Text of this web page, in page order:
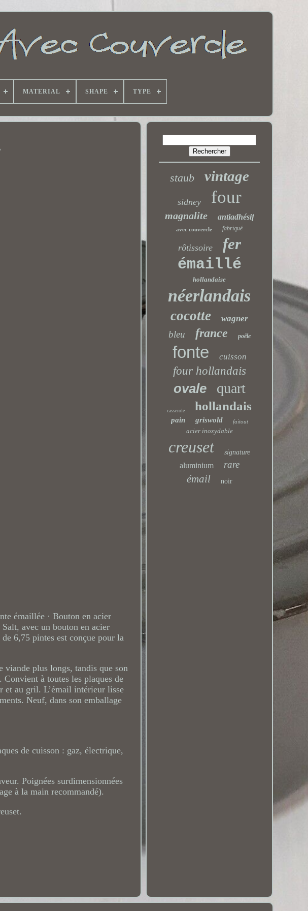
MATERIAL SHAPE TYPE
émaillée · Bouton en acier
avec un bouton en acier
6,75 pintes est conçue pour la
viande plus longs, tandis que son
à toutes les plaques de
et au gril. L’émail intérieur lisse
Neuf, dans son emballage
de cuisson : gaz, électrique,
Poignées surdimensionnées
à la main recommandé).
staub vintage
sidney four
magnalite antiadhésif
avec couvercle fabriqué
rôtissoire fer
émaillé
hollandaise
néerlandais
cocotte wagner
bleu france poêle
fonte cuisson
four hollandais
ovale quart
casserole hollandais
pain griswold faitout
acier inoxydable
creuset signature
aluminium rare
émail noir